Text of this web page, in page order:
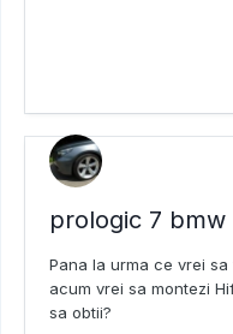
prologic 7 bmw
Pana la urma ce vrei
acum vrei sa montezi
sa obtii?